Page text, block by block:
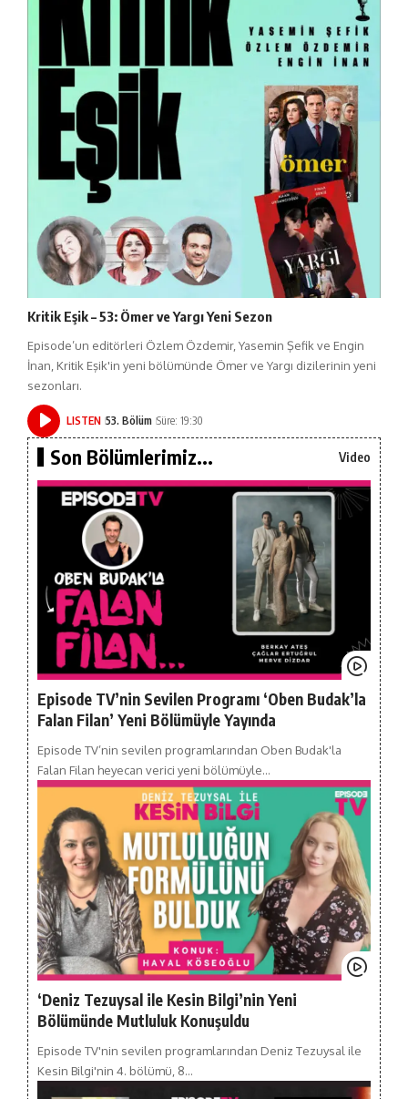
Kritik Eşik – 53: Ömer ve Yargı Yeni Sezon
Episode’un editörleri Özlem Özdemir, Yasemin Şefik ve Engin
İnan, Kritik Eşik'in yeni bölümünde Ömer ve Yargı dizilerinin yeni
sezonları.
LISTEN 53. Bölüm Süre: 19:30
Son Bölümlerimiz... Video
Episode TV’nin Sevilen Programı ‘Oben Budak’la
Falan Filan’ Yeni Bölümüyle Yayında
Episode TV’nin sevilen programlarından Oben Budak'la
Falan Filan heyecan verici yeni bölümüyle…
‘Deniz Tezuysal ile Kesin Bilgi’nin Yeni
Bölümünde Mutluluk Konuşuldu
Episode TV'nin sevilen programlarından Deniz Tezuysal ile
Kesin Bilgi'nin 4. bölümü, 8…